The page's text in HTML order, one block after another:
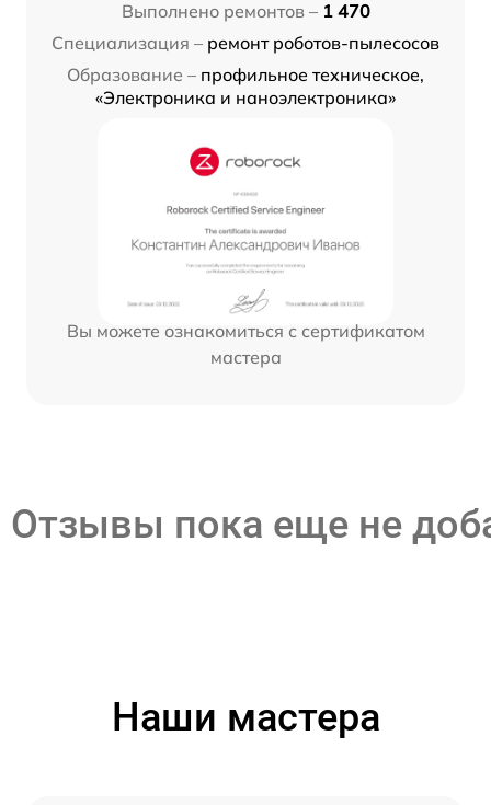
Выполнено ремонтов – 1 470
Специализация – ремонт роботов-пылесосов
Образование – профильное техническое,
«Электроника и наноэлектроника»
Вы можете ознакомиться с сертификатом
мастера
Отзывы пока еще не
Наши мастера